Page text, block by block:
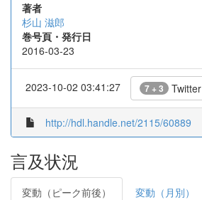
著者
杉山 滋郎
巻号頁・発行日
2016-03-23
2023-10-02 03:41:27 7 + 3 Twitter
http://hdl.handle.net/2115/60889
言及状況
変動（ピーク前後） 変動（月別）